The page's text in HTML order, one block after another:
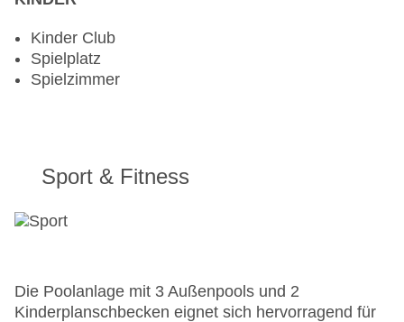
Kinder Club
Spielplatz
Spielzimmer
Sport & Fitness
Die Poolanlage mit 3 Außenpools und 2
Kinderplanschbecken eignet sich hervorragend für